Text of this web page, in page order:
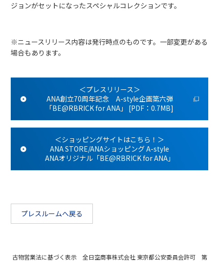
ジョンがセットになったスペシャルコレクションです。
※ニュースリリース内容は発行時点のものです。一部変更がある
場合もあります。
＜プレスリリース＞
ANA創立70周年記念 A-style企画第六弾
「BE@RBRICK for ANA」 [PDF：0.7MB]
＜ショッピングサイトはこちら！＞
ANA STORE/ANAショッピング A-style
ANAオリジナル「BE@RBRICK for ANA」
プレスルームへ戻る
古物営業法に基づく表示 全日空商事株式会社 東京都公安委員会許可 第